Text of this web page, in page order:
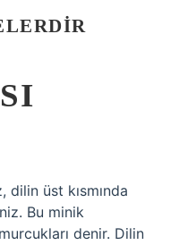
dilin üst kısmında
Bu minik
denir. Dilin